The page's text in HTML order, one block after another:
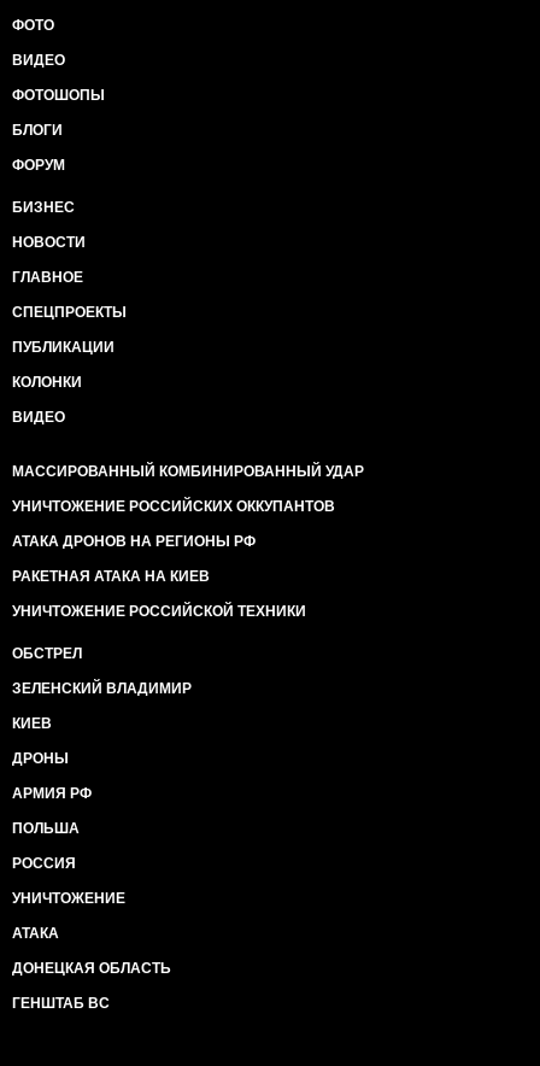
ФОТО
ВИДЕО
ФОТОШОПЫ
БЛОГИ
ФОРУМ
БИЗНЕС
НОВОСТИ
ГЛАВНОЕ
СПЕЦПРОЕКТЫ
ПУБЛИКАЦИИ
КОЛОНКИ
ВИДЕО
МАССИРОВАННЫЙ КОМБИНИРОВАННЫЙ УДАР
УНИЧТОЖЕНИЕ РОССИЙСКИХ ОККУПАНТОВ
АТАКА ДРОНОВ НА РЕГИОНЫ РФ
РАКЕТНАЯ АТАКА НА КИЕВ
УНИЧТОЖЕНИЕ РОССИЙСКОЙ ТЕХНИКИ
ОБСТРЕЛ
ЗЕЛЕНСКИЙ ВЛАДИМИР
КИЕВ
ДРОНЫ
АРМИЯ РФ
ПОЛЬША
РОССИЯ
УНИЧТОЖЕНИЕ
АТАКА
ДОНЕЦКАЯ ОБЛАСТЬ
ГЕНШТАБ ВС